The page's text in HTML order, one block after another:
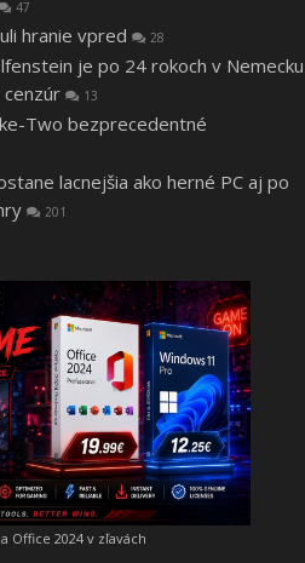
47
hranie vpred 28
je po 24 rokoch v Nemecku
13
Two bezprecedentné
lacnejšia ako herné PC aj po
201
Office 2024 v zľavách